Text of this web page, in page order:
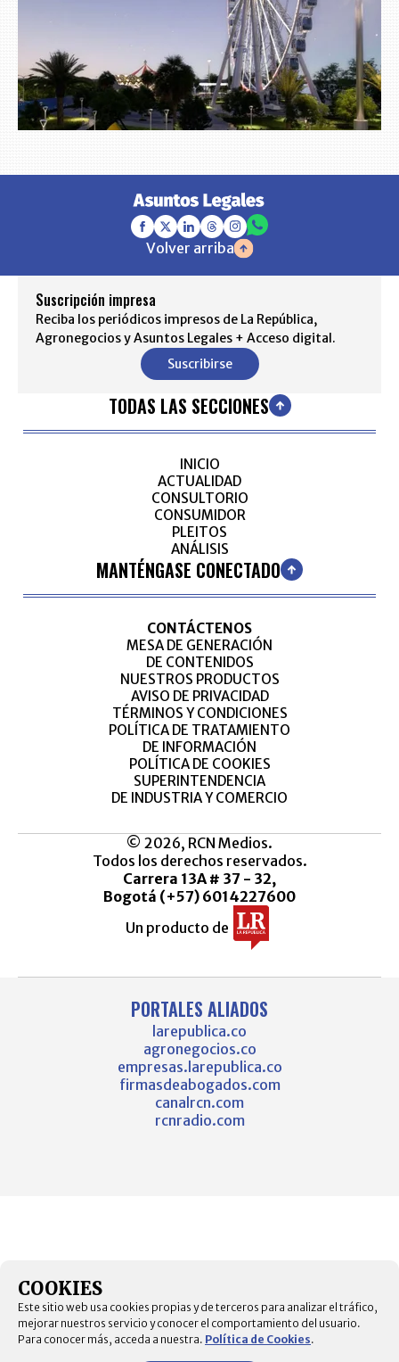
Volver arriba
Suscripción impresa
Reciba los periódicos impresos de La República,
Agronegocios y Asuntos Legales + Acceso digital.
Suscribirse
TODAS LAS SECCIONES
INICIO
ACTUALIDAD
CONSULTORIO
CONSUMIDOR
PLEITOS
ANÁLISIS
MANTÉNGASE CONECTADO
CONTÁCTENOS
MESA DE GENERACIÓN
DE CONTENIDOS
NUESTROS PRODUCTOS
AVISO DE PRIVACIDAD
TÉRMINOS Y CONDICIONES
POLÍTICA DE TRATAMIENTO
DE INFORMACIÓN
POLÍTICA DE COOKIES
SUPERINTENDENCIA
DE INDUSTRIA Y COMERCIO
© 2026, RCN Medios.
Todos los derechos reservados.
Carrera 13A # 37 - 32,
Bogotá (+57) 6014227600
Un producto de
PORTALES ALIADOS
larepublica.co
agronegocios.co
empresas.larepublica.co
firmasdeabogados.com
canalrcn.com
rcnradio.com
COOKIES
Este sitio web usa cookies propias y de terceros para analizar el tráfico,
mejorar nuestros servicio y conocer el comportamiento del usuario.
Para conocer más, acceda a nuestra. Política de Cookies.